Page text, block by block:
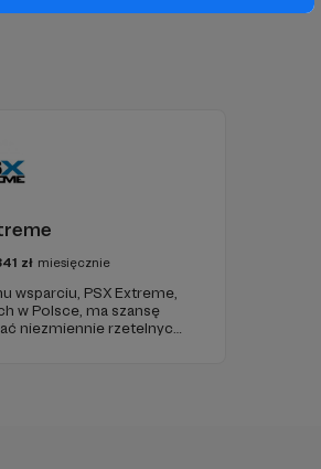
zł miesięcznie
wsparciu, PSX Extreme,
w Polsce, ma szansę
niezmiennie rzetelnych i